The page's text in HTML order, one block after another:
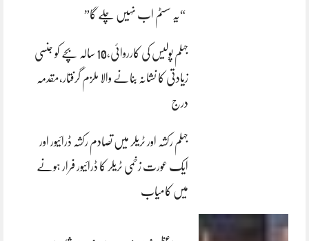
“یہ سسٹم اب نہیں چلے گا”
جہلم پولیس کی کارروائی،10 سالہ بچے کو جنسی
زیادتی کا نشانہ بنانے والا ملزم گرفتار،مقدمہ
درج
جہلم رکشہ اور ٹریلر میں تصادم رکشہ ڈرائیور اور
ایک عورت زخمی ٹریلر کا ڈرائیور فرار ہونے
میں کامیاب